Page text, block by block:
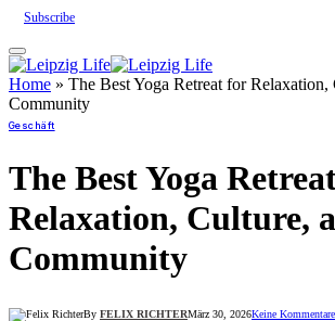
Subscribe
Home » The Best Yoga Retreat for Relaxation,
Community
Geschäft
The Best Yoga
Relaxation, Culture,
Community
By FELIX RICHTERMärz 30, 2026Keine Kommentare